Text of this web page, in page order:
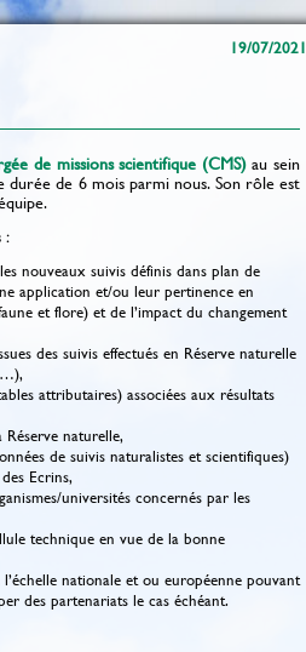
19/07/2021
de missions scientifique (CMS)au sein
durée de 6 mois parmi nous. Son rôle est
:
nouveaux suivis définis dans plan de
application et/ou leur pertinence en
et flore) et de l’impact du changement
des suivis effectués en Réserve naturelle
attributaires) associées aux résultats
naturelle,
de suivis naturalistes et scientifiques)
Ecrins,
universités concernés par les
technique en vue de la bonne
nationale et ou européenne pouvant
des partenariats le cas échéant.